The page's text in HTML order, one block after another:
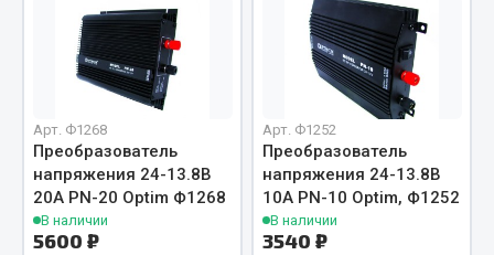
Брызговики
Вентиляторы кабины
Вымпела
Показать ещё
Весь раздел
Смазочные материалы
Арт. Ф1268
Преобразователь
напряжения 24-13.8В
20А PN-20 Optim Ф1268
В наличии
5600 ₽
Арт. Ф1252
Преобразователь
напряжения 24-13.8В
10А PN-10 Optim, Ф1252
В наличии
3540 ₽